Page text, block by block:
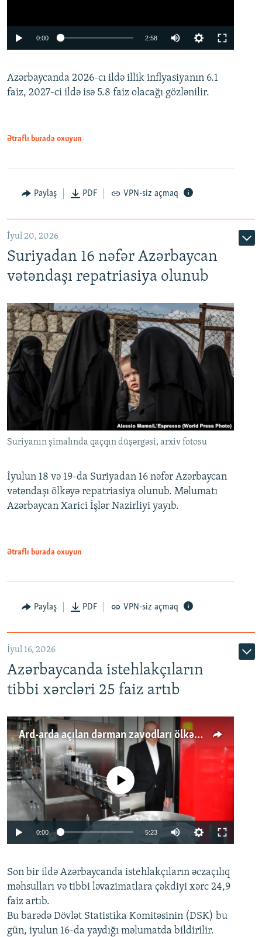
Auto
0:00 2:58
360p
480p
Azərbaycanda 2026-cı ildə illik inflyasiyanın 6.1
faiz, 2027-ci ildə isə 5.8 faiz olacağı gözlənilir.
Ətraflı burada oxuyun
Paylaş PDF VPN-siz açmaq
İyul 20, 2026
Suriyadan 16 nəfər Azərbaycan
vətəndaşı repatriasiya olunub
Suriyanın şimalında qaçqın düşərgəsi, arxiv fotosu
İyulun 18 və 19-da Suriyadan 16 nəfər Azərbaycan
vətəndaşı ölkəyə repatriasiya olunub. Məlumatı
Azərbaycan Xarici İşlər Nazirliyi yayıb.
Ətraflı burada oxuyun
Paylaş PDF VPN-siz açmaq
İyul 16, 2026
Azərbaycanda istehlakçıların
tibbi xərcləri 25 faiz artıb
Ard-arda açılan dərman zavodları ölkənin tələbatını ödəyirmi?
Auto 240p 360p 480p
720p 1080p
No media source currently available
0:00 5:23
360p
480p
720p
1080p
Son bir ildə Azərbaycanda istehlakçıların əczaçılıq
məhsulları və tibbi ləvazimatlara çəkdiyi xərc 24,9
faiz artıb.
Bu barədə Dövlət Statistika Komitəsinin (DSK) bu
gün, iyulun 16-da yaydığı məlumatda bildirilir.